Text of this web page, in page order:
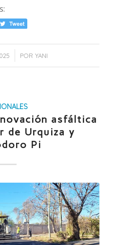
POR YANI
asfáltica
de Urquiza y
Pi